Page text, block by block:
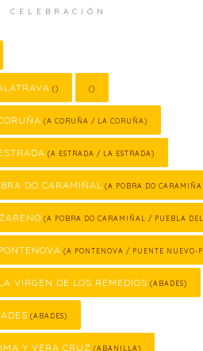
CELEBRACIÓN
() ()
(A CORUÑA / LA CORUÑA)
(A ESTRADA / LA ESTRADA)
DO CARAMIÑAL (A POBRA DO
(A POBRA DO CARAMIÑAL / PUEBLA
(A PONTENOVA / PUENTE NUEVO-
VIRGEN DE LOS REMEDIOS (ABADES)
(ABADES)
Y VERA CRUZ (ABANILLA)